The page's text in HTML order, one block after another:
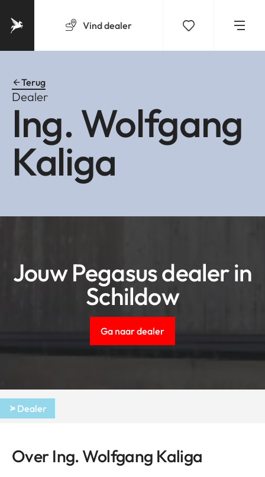
Vinddealer
Terug
Dealer
Ing. Wolfgang
Kaliga
Jouw Pegasus dealer in
Schildow
Ga naar dealer
Dealer
Over Ing. Wolfgang Kaliga